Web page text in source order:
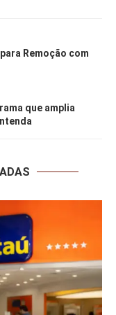
Remoção com
que amplia